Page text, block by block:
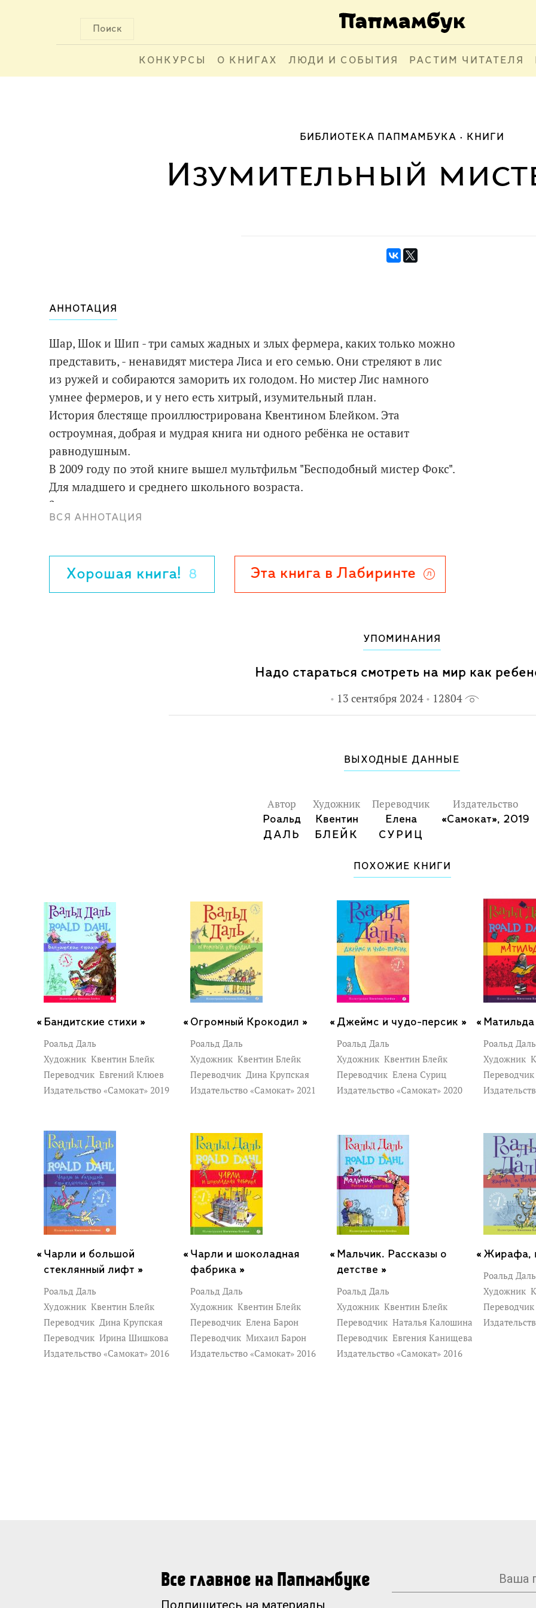
Поиск
КОНКУРСЫ О КНИГАХ ЛЮДИ И СОБЫТИЯ РАСТИМ ЧИТАТЕЛЯ
БИБЛИОТЕКА ПАПМАМБУКА КНИГИ
Изумительный
АННОТАЦИЯ
Шар, Шок и Шип - три самых жадных и злых фермера, каких только можно
представить, - ненавидят мистера Лиса и его семью. Они стреляют в лис
из ружей и собираются заморить их голодом. Но мистер Лис намного
умнее фермеров, и у него есть хитрый, изумительный план.
История блестяще проиллюстрирована Квентином Блейком. Эта
остроумная, добрая и мудрая книга ни одного ребёнка не оставит
равнодушным.
В 2009 году по этой книге вышел мультфильм "Бесподобный мистер Фокс".
Для младшего и среднего школьного возраста.
2-е издание, исправленное.
ВСЯ АННОТАЦИЯ
Хорошая книга! 8 Эта книга в Лабиринте
УПОМИНАНИЯ
Надо стараться смотреть на мир как
13 сентября 2024 12804
ВЫХОДНЫЕ ДАННЫЕ
Автор
Роальд
ДАЛЬ
Художник
Квентин
БЛЕЙК
Переводчик
Елена
СУРИЦ
Издательство
«Самокат», 2019
ПОХОЖИЕ КНИГИ
Бандитские стихи »
Роальд Даль
Художник Квентин Блейк
Переводчик Евгений Клюев
Издательство «Самокат» 2019
Огромный Крокодил »
Роальд Даль
Художник Квентин Блейк
Переводчик Дина Крупская
Издательство «Самокат» 2021
Джеймс и чудо-персик »
Роальд Даль
Художник Квентин Блейк
Переводчик Елена Суриц
Издательство «Самокат» 2020
Матильда
Роальд Даль
Художник
Переводчик
Чарли и большой
стеклянный лифт »
Роальд Даль
Художник Квентин Блейк
Переводчик Дина Крупская
Переводчик Ирина Шишкова
Издательство «Самокат» 2016
Чарли и шоколадная
фабрика »
Роальд Даль
Художник Квентин Блейк
Переводчик Елена Барон
Переводчик Михаил Барон
Издательство «Самокат» 2016
Мальчик. Рассказы о
детстве »
Роальд Даль
Художник Квентин Блейк
Переводчик Наталья Калошина
Переводчик Евгения Канищева
Издательство «Самокат» 2016
Жирафа,
Роальд Даль
Художник
Переводчик
Все главное на Папмамбуке
Подпишитесь на материалы